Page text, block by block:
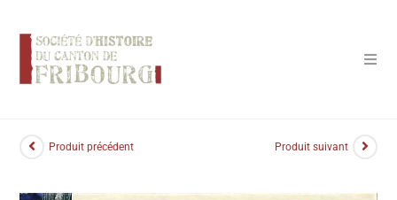
Produit précédent Produit suivant